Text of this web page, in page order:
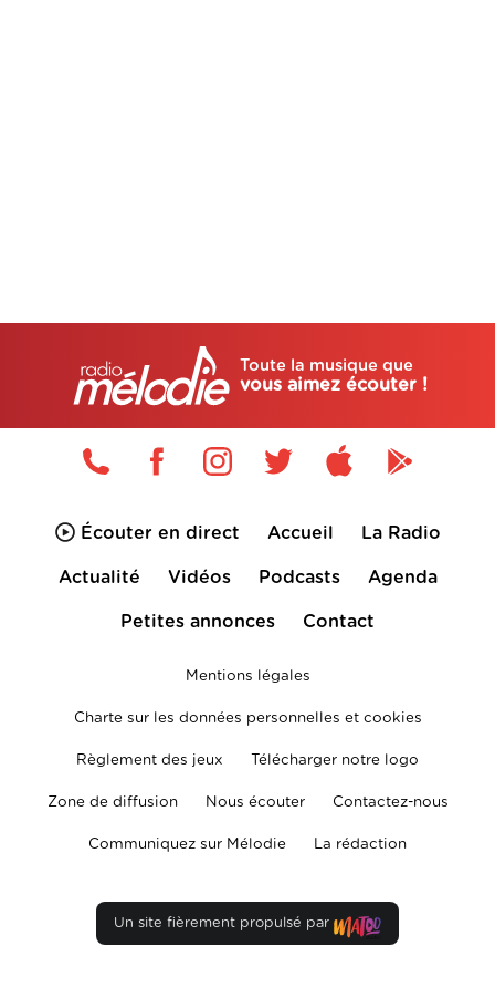
Toute la musique que
vous aimez écouter !
Écouter en direct Accueil La Radio
Actualité Vidéos Podcasts Agenda
Petites annonces Contact
Mentions légales
Charte sur les données personnelles et cookies
Règlement des jeux Télécharger notre logo
Zone de diffusion Nous écouter Contactez-nous
Communiquez sur Mélodie La rédaction
Un site fièrement propulsé par